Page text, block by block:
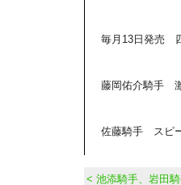
毎月13日発売
藤岡佑介騎手
佐藤騎手 スピ
< 池添騎手、岩田